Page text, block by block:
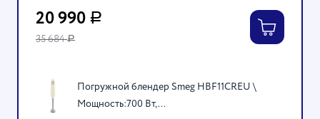
20 990 Р
35 684Р
Погружной блендер Smeg HBF11CREU \
Мощность:700 Вт,...